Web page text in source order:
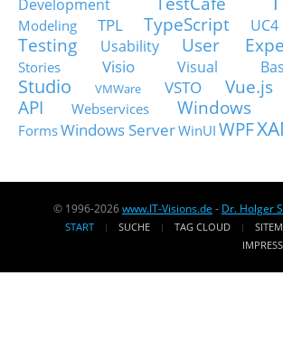
Development
Modeling
TPL TypeScript UC4
Testing
Usability User
Stories
Visio Visual
Studio
VMWare VSTO Vue.js
API
Webservices Windows
FormsWindows ServerWinUI WPF
© 1996-2026www.IT-Visions.de - Dr. Holger
START SUCHE TAG CLOUD